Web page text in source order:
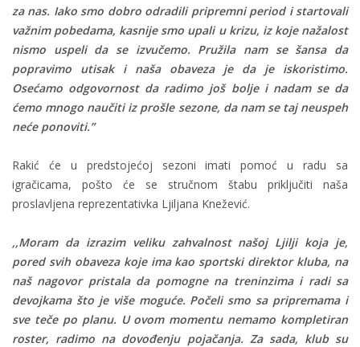
za nas. Iako smo dobro odradili pripremni period i startovali
važnim pobedama, kasnije smo upali u krizu, iz koje nažalost
nismo uspeli da se izvučemo. Pružila nam se šansa da
popravimo utisak i naša obaveza je da je iskoristimo.
Osećamo odgovornost da radimo još bolje i nadam se da
ćemo mnogo naučiti iz prošle sezone, da nam se taj neuspeh
neće ponoviti.”
Rakić će u predstojećoj sezoni imati pomoć u radu sa
igračicama, pošto će se stručnom štabu priključiti naša
proslavljena reprezentativka Ljiljana Knežević.
,,Moram da izrazim veliku zahvalnost našoj Ljilji koja je,
pored svih obaveza koje ima kao sportski direktor kluba, na
naš nagovor pristala da pomogne na treninzima i radi sa
devojkama što je više moguće. Počeli smo sa pripremama i
sve teče po planu. U ovom momentu nemamo kompletiran
roster, radimo na dovođenju pojačanja. Za sada, klub su